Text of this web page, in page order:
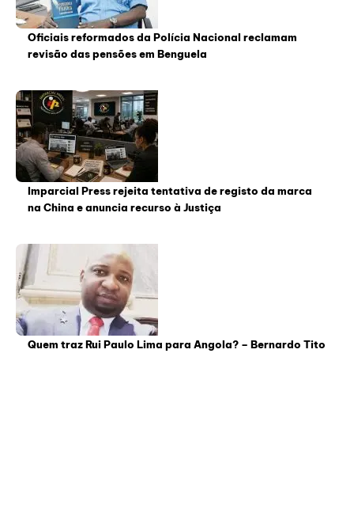
Oficiais reformados da Polícia Nacional reclamam
revisão das pensões em Benguela
Imparcial Press rejeita tentativa de registo da marca
na China e anuncia recurso à Justiça
Quem traz Rui Paulo Lima para Angola? – Bernardo Tito